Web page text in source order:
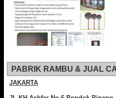
PABRIK RAMBU & JUAL
JAKARTA